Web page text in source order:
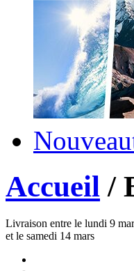
Accueil /
Livraison entre le lundi 9
et le samedi 14 mars